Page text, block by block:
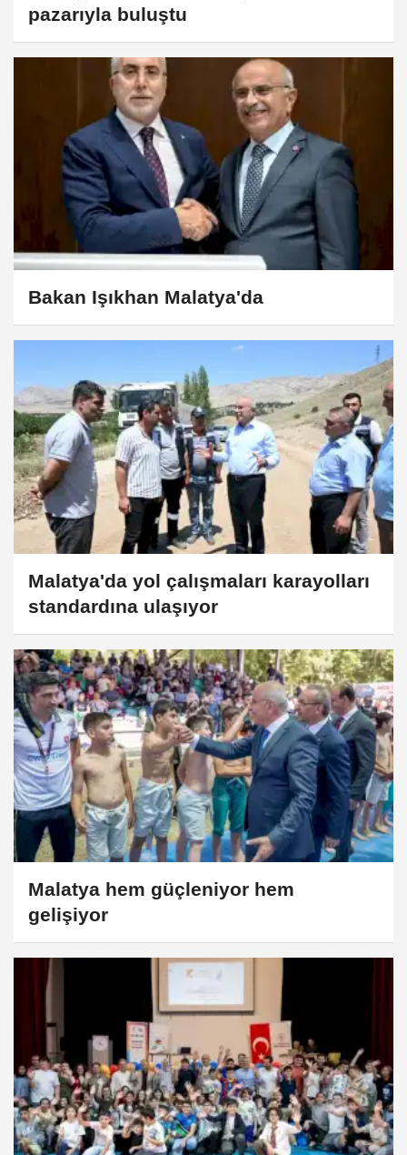
pazarıyla buluştu
Bakan Işıkhan Malatya'da
Malatya'da yol çalışmaları karayolları
standardına ulaşıyor
Malatya hem güçleniyor hem
gelişiyor